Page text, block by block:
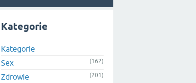
Kategorie
Kategorie
Sex
(162)
Zdrowie (201)